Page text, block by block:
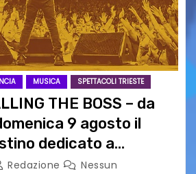
MUSICA SPETTACOLI TRIESTE
THE BOSS – da
9 agosto il
dedicato a
Redazione
Nessun